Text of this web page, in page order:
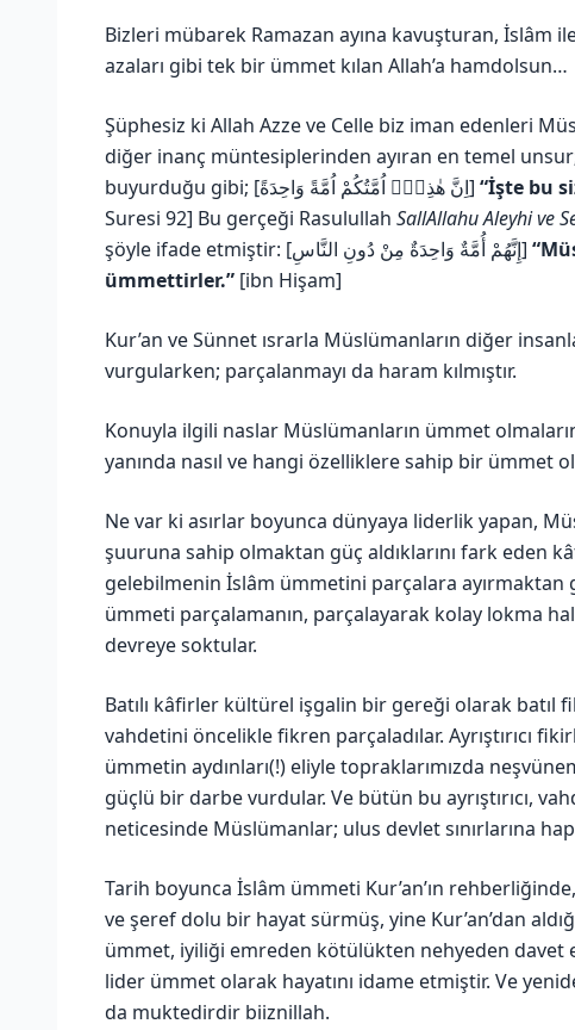
Bizleri mübarek Ramazan ayına kavuşturan, İslâm
azaları gibi tek bir ümmet kılan Allah’a hamdolsun…
Şüphesiz ki Allah Azze ve Celle biz iman edenleri
diğer inanç müntesiplerinden ayıran en temel
buyurduğu gibi; [اِنَّ هٰذِه۪ٓ اُمَّتُكُمْ اُمَّةً وَاحِدَةً] “İşte bu
Suresi 92] Bu gerçeği Rasulullah SallAllahu Aleyhi ve
şöyle ifade etmiştir: [إِنَّهُمْ أُمَّةٌ وَاحِدَةٌ مِنْ دُونِ النَّاسِ]
ümmettirler.” [ibn Hişam]
Kur’an ve Sünnet ısrarla Müslümanların diğer
vurgularken; parçalanmayı da haram kılmıştır.
Konuyla ilgili naslar Müslümanların ümmet
yanında nasıl ve hangi özelliklere sahip bir ümmet
Ne var ki asırlar boyunca dünyaya liderlik yapan,
şuuruna sahip olmaktan güç aldıklarını fark eden
gelebilmenin İslâm ümmetini parçalara ayırmaktan
ümmeti parçalamanın, parçalayarak kolay lokma
devreye soktular.
Batılı kâfirler kültürel işgalin bir gereği olarak batıl
vahdetini öncelikle fikren parçaladılar. Ayrıştırıcı
ümmetin aydınları(!) eliyle topraklarımızda
güçlü bir darbe vurdular. Ve bütün bu ayrıştırıcı,
neticesinde Müslümanlar; ulus devlet sınırlarına
Tarih boyunca İslâm ümmeti Kur’an’ın
ve şeref dolu bir hayat sürmüş, yine Kur’an’dan
ümmet, iyiliği emreden kötülükten nehyeden davet
lider ümmet olarak hayatını idame etmiştir. Ve
da muktedirdir biiznillah.